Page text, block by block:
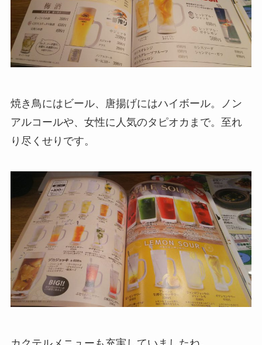
焼き鳥にはビール、唐揚げにはハイボール。ノン
アルコールや、女性に人気のタピオカまで。至れ
り尽くせりです。